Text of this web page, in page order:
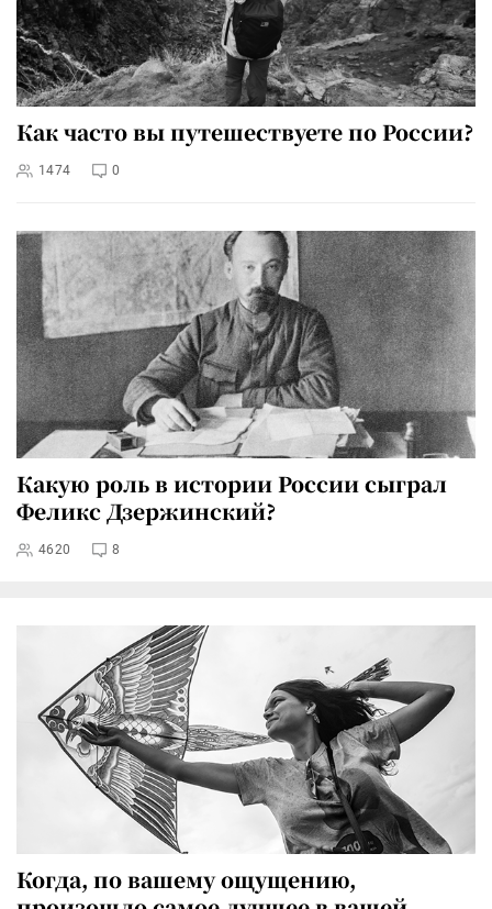
Как часто вы путешествуете по России?
1474 0
Какую роль в истории России сыграл
Феликс Дзержинский?
4620 8
Когда, по вашему ощущению,